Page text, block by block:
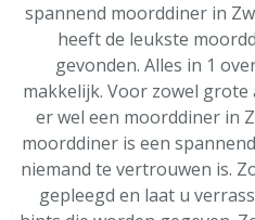
spannend moorddiner in
heeft de leukste
gevonden. Alles in 1
makkelijk. Voor zowel
er wel een moorddiner in
moorddiner is een
niemand te vertrouwen is.
gepleegd en laat u